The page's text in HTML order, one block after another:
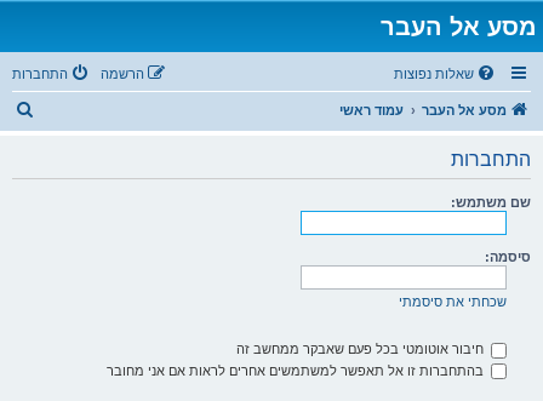
מסע אל העבר
שאלות נפוצות התחברות הרשמה
מסע אל העבר עמוד ראשי
התחברות
שם משתמש:
סיסמה:
שכחתי את סיסמתי
חיבור אוטומטי בכל פעם שאבקר ממחשב זה
בהתחברות זו אל תאפשר למשתמשים אחרים לראות אם אני מחובר